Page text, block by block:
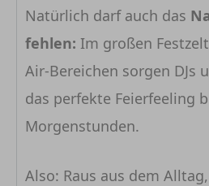
Natürlich darf auch das
fehlen: Im großen
Air-Bereichen sorgen DJs
das perfekte Feierfeeling
Morgenstunden.
Also: Raus aus dem